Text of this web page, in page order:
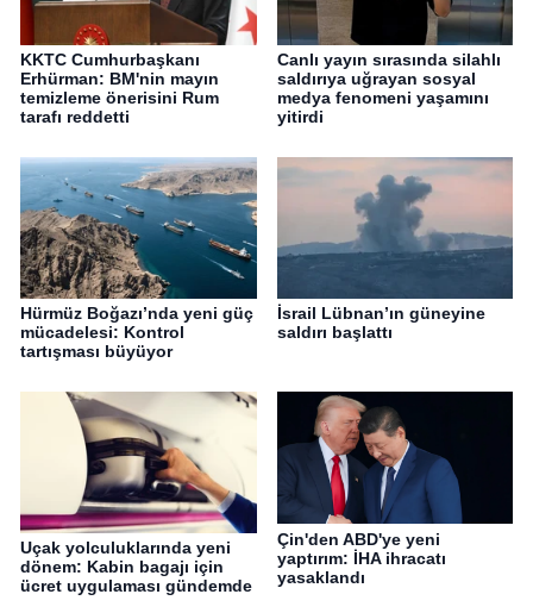
KKTC Cumhurbaşkanı
Erhürman: BM'nin mayın
temizleme önerisini Rum
tarafı reddetti
Canlı yayın sırasında silahlı
saldırıya uğrayan sosyal
medya fenomeni yaşamını
yitirdi
Hürmüz Boğazı’nda yeni güç
mücadelesi: Kontrol
tartışması büyüyor
İsrail Lübnan’ın güneyine
saldırı başlattı
Uçak yolculuklarında yeni
dönem: Kabin bagajı için
ücret uygulaması gündemde
Çin'den ABD'ye yeni
yaptırım: İHA ihracatı
yasaklandı